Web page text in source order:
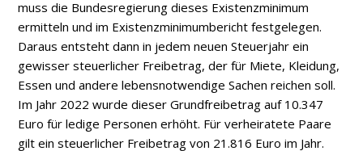
muss die Bundesregierung dieses Existenzminimum
ermitteln und im Existenzminimumbericht festgelegen.
Daraus entsteht dann in jedem neuen Steuerjahr ein
gewisser steuerlicher Freibetrag, der für Miete, Kleidung,
Essen und andere lebensnotwendige Sachen reichen soll.
Im Jahr 2022 wurde dieser Grundfreibetrag auf 10.347
Euro für ledige Personen erhöht. Für verheiratete Paare
gilt ein steuerlicher Freibetrag von 21.816 Euro im Jahr.